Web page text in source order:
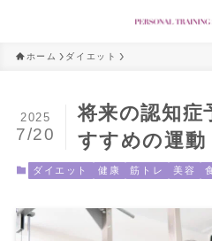
ホーム ダイエット
将来の認知症
すすめの運動
2025
7/20
ダイエット 健康 筋トレ 美容